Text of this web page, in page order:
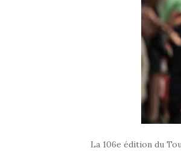
La 106e édition du